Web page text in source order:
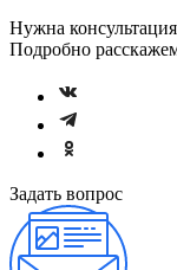
Нужна
Подробно
Задать вопрос